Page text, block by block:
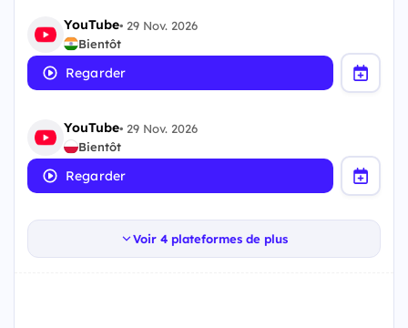
YouTube• 29 Nov. 2026
Bientôt
Regarder
YouTube• 29 Nov. 2026
Bientôt
Regarder
Voir 4 plateformes de plus